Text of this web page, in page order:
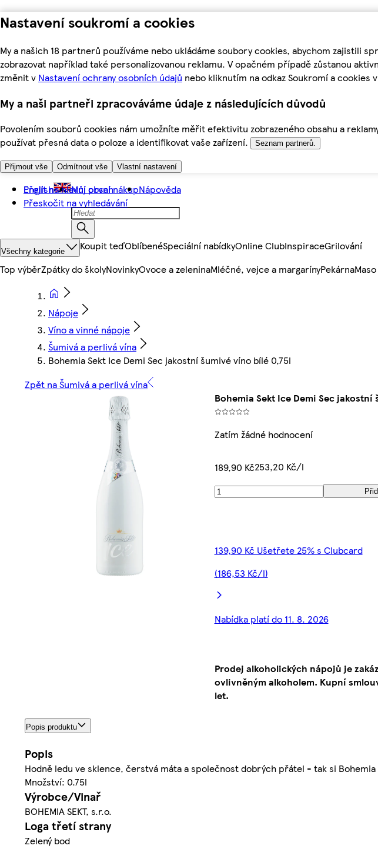
Nastavení soukromí a cookies
My a našich 18 partnerů používáme nebo ukládáme soubory cookies, abychom zajistili
zobrazovat například také personalizovanou reklamu. V opačném případě zůstanou
změnit v Nastavení ochrany osobních údajů nebo kliknutím na odkaz Soukromí a cookies
My a naši partneři zpracováváme údaje z následujících důvodů
Povolením souborů cookies nám umožníte měřit efektivitu zobrazeného obsahu a
používat přesná data o poloze a identifikovat vaše zařízení.
Seznam partnerů.
Přijmout vše Odmítnout vše Vlastní nastavení
Přejít na hlavní obsah
Přeskočit na vyhledávání
English Můj první nákupNápověda
Všechny kategorie Koupit teďOblíbenéSpeciální nabídkyOnline ClubInspiraceGrilování
Top výběrZpátky do školyNovinkyOvoce a zeleninaMléčné, vejce a margarínyPekárna
Nápoje
Víno a vinné nápoje
Šumivá a perlivá vína
Bohemia Sekt Ice Demi Sec jakostní šumivé víno bílé 0,75l
Zpět na Šumivá a perlivá vína
Bohemia Sekt Ice Demi Sec
Zatím žádné hodnocení
189,90 Kč253,20 Kč/l
139,90 Kč Ušetřete 25% s Clubcard
(186,53 Kč/l)
Nabídka platí do 11. 8. 2026
Prodej alkoholických nápojů je
ovlivněným alkoholem. Kupní
let.
Popis produktu
Popis
Hodně ledu ve sklence, čerstvá máta a společnost dobrých přátel - tak si
Množství: 0.75l
Výrobce/Vinař
BOHEMIA SEKT, s.r.o.
Loga třetí strany
Zelený bod